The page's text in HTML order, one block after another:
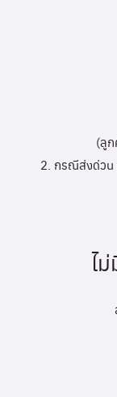
(ลูก
2. กรณีส่งด่วน
ไ